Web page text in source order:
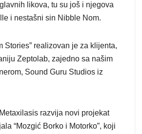
likova, tu su još i njegova
i nestašni sin Nibble Nom.
Stories” realizovan je za klijenta,
Zeptolab, zajedno sa našim
Sound Guru Studios iz
razvija novi projekat
“Mozgić Borko i Motorko”, koji